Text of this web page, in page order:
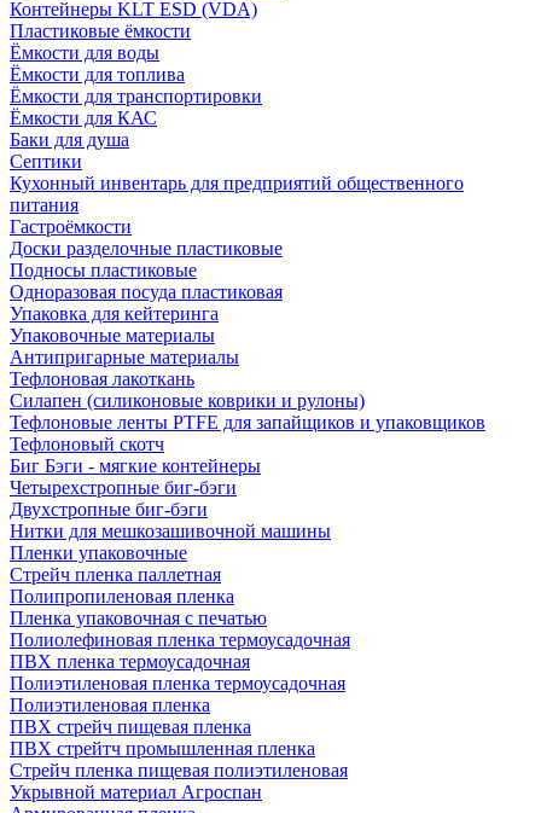
Контейнеры KLT ESD (VDA)
Пластиковые ёмкости
Ёмкости для воды
Ёмкости для топлива
Ёмкости для транспортировки
Ёмкости для КАС
Баки для душа
Септики
Кухонный инвентарь для предприятий общественного
питания
Гастроёмкости
Доски разделочные пластиковые
Подносы пластиковые
Одноразовая посуда пластиковая
Упаковка для кейтеринга
Упаковочные материалы
Антипригарные материалы
Тефлоновая лакоткань
Силапен (силиконовые коврики и рулоны)
Тефлоновые ленты PTFE для запайщиков и упаковщиков
Тефлоновый скотч
Биг Бэги - мягкие контейнеры
Четырехстропные биг-бэги
Двухстропные биг-бэги
Нитки для мешкозашивочной машины
Пленки упаковочные
Стрейч пленка паллетная
Полипропиленовая пленка
Пленка упаковочная с печатью
Полиолефиновая пленка термоусадочная
ПВХ пленка термоусадочная
Полиэтиленовая пленка термоусадочная
Полиэтиленовая пленка
ПВХ стрейч пищевая пленка
ПВХ стрейтч промышленная пленка
Стрейч пленка пищевая полиэтиленовая
Укрывной материал Агроспан